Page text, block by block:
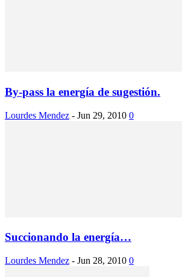
By-pass la energía de sugestión.
Lourdes Mendez - Jun 29, 2010 0
Succionando la energía…
Lourdes Mendez - Jun 28, 2010 0